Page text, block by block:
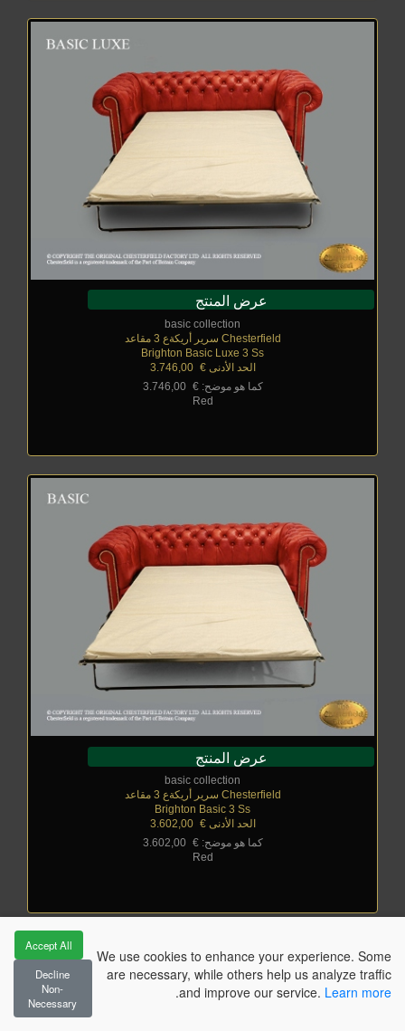
عرض المنتج
basic collection
Chesterfield سرير أريكةع 3 مقاعد
Brighton Basic Luxe 3 Ss
الحد الأدنى € _
3.746,00
كما هو موضح: € _
3.746,00
Red
عرض المنتج
basic collection
Chesterfield سرير أريكةع 3 مقاعد
Brighton Basic 3 Ss
الحد الأدنى € _
3.602,00
كما هو موضح: € _
3.602,00
Red
أثاث Chesterfield لغرف الجلوس
We use cookies to enhance your experience. Some
are necessary, while others help us analyze traffic
and improve our service. Learn more
.
Accept All
Decline
Non-
Necessary